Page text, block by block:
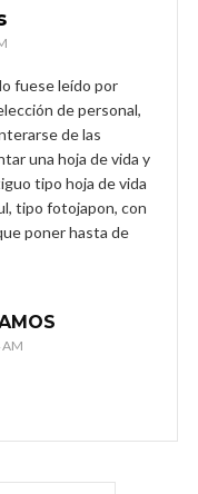
fuese leído por
de personal,
de las
una hoja de vida y
tipo hoja de vida
tipo fotojapon, con
poner hasta de
AM